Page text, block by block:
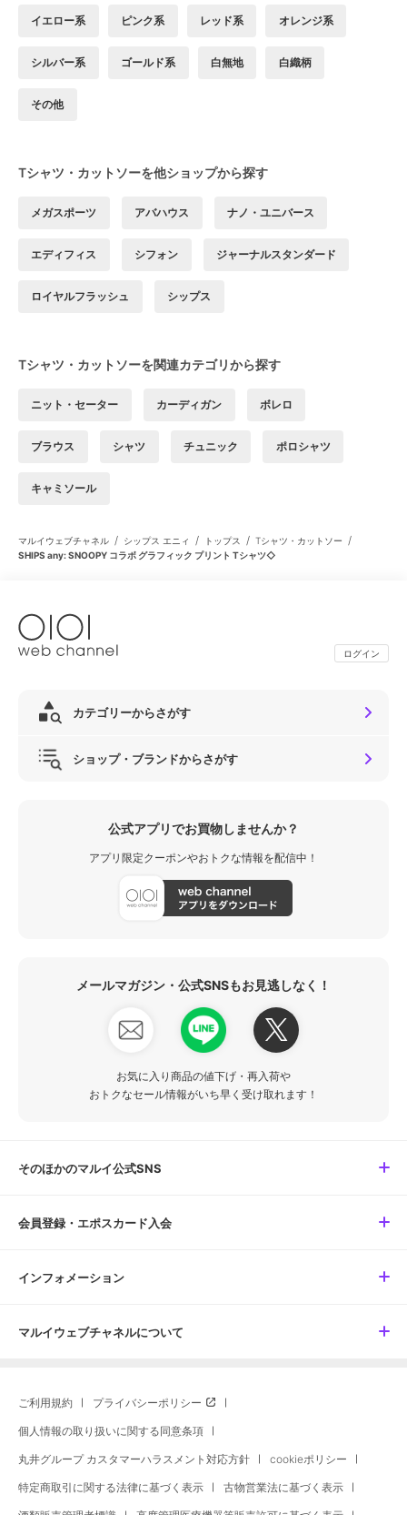
イエロー系 ピンク系 レッド系 オレンジ系
シルバー系 ゴールド系 白無地 白織柄
その他
Tシャツ・カットソーを他ショップから探す
メガスポーツ アバハウス ナノ・ユニバース
エディフィス シフォン ジャーナルスタンダード
ロイヤルフラッシュ シップス
Tシャツ・カットソーを関連カテゴリから探す
ニット・セーター カーディガン ボレロ
ブラウス シャツ チュニック ポロシャツ
キャミソール
マルイウェブチャネル / シップス エニィ / トップス / Tシャツ・カットソー /
SHIPS any: SNOOPY コラボ グラフィック プリント Tシャツ◇
ログイン
カテゴリーからさがす
ショップ・ブランドからさがす
公式アプリでお買物しませんか？
アプリ限定クーポンやおトクな情報を配信中！
メールマガジン・公式SNSもお見逃しなく！
お気に入り商品の値下げ・再入荷や
おトクなセール情報がいち早く受け取れます！
そのほかのマルイ公式SNS
会員登録・エポスカード入会
インフォメーション
マルイウェブチャネルについて
ご利用規約 プライバシーポリシー
個人情報の取り扱いに関する同意条項
丸井グループ カスタマーハラスメント対応方針 cookieポリシー
特定商取引に関する法律に基づく表示 古物営業法に基づく表示